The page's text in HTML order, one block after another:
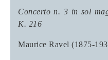
Concerto n. 3 in sol
K. 216
Maurice Ravel (1875-